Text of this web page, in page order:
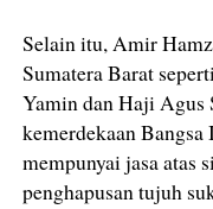
Selain itu, Amir
Sumatera Barat
Yamin dan Haji Agus
kemerdekaan
mempunyai jasa atas
penghapusan tujuh